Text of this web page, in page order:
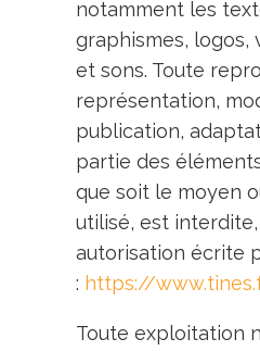
notamment les
graphismes, logos,
et sons. Toute
représentation,
publication,
partie des
que soit le moyen
utilisé, est
autorisation écrite
: https://
Toute exploitation